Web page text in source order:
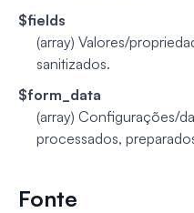
$fields
(array) Valores/
sanitizados.
$form_data
(array) Configurações/
processados,
Fonte